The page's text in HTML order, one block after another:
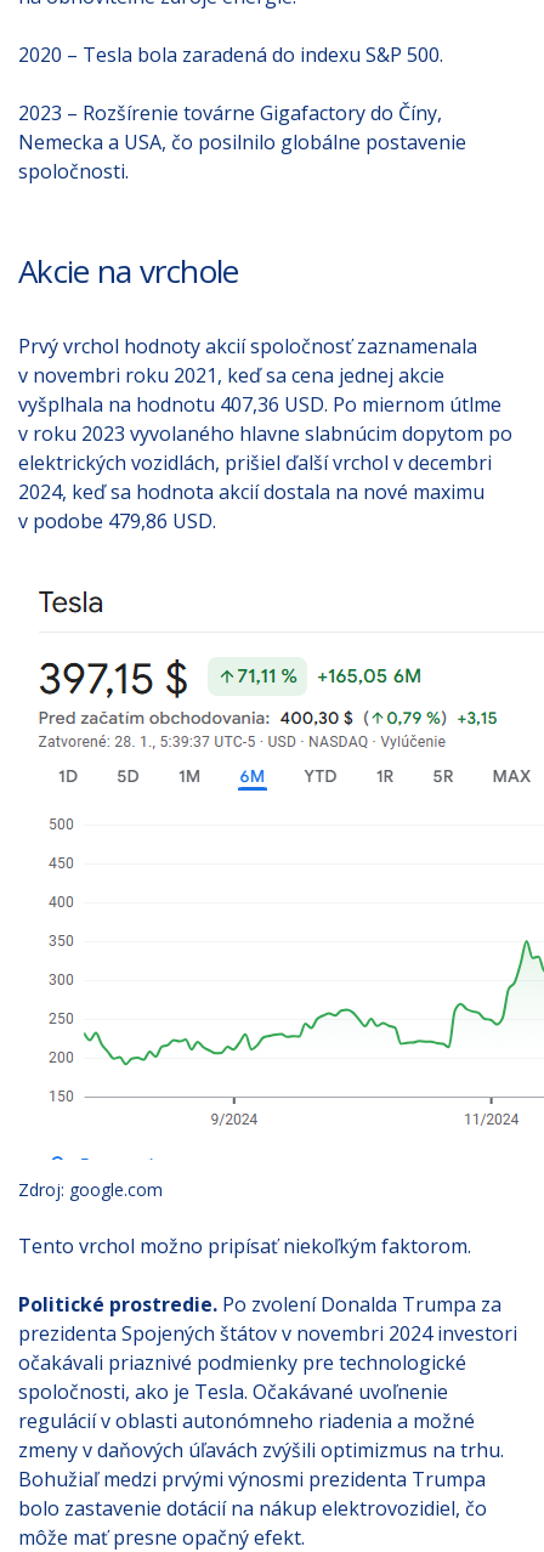
2020 – Tesla bola zaradená do indexu S&P 500.
2023 – Rozšírenie továrne Gigafactory do Číny,
Nemecka a USA, čo posilnilo globálne postavenie
spoločnosti.
Akcie na vrchole
Prvý vrchol hodnoty akcií spoločnosť zaznamenala
v novembri roku 2021, keď sa cena jednej akcie
vyšplhala na hodnotu 407,36 USD. Po miernom útlme
v roku 2023 vyvolaného hlavne slabnúcim dopytom po
elektrických vozidlách, prišiel ďalší vrchol v decembri
2024, keď sa hodnota akcií dostala na nové maximu
v podobe 479,86 USD.
Zdroj: google.com
Tento vrchol možno pripísať niekoľkým faktorom.
Politické prostredie. Po zvolení Donalda Trumpa za
prezidenta Spojených štátov v novembri 2024 investori
očakávali priaznivé podmienky pre technologické
spoločnosti, ako je Tesla. Očakávané uvoľnenie
regulácií v oblasti autonómneho riadenia a možné
zmeny v daňových úľavách zvýšili optimizmus na trhu.
Bohužiaľ medzi prvými výnosmi prezidenta Trumpa
bolo zastavenie dotácií na nákup elektrovozidiel, čo
môže mať presne opačný efekt.